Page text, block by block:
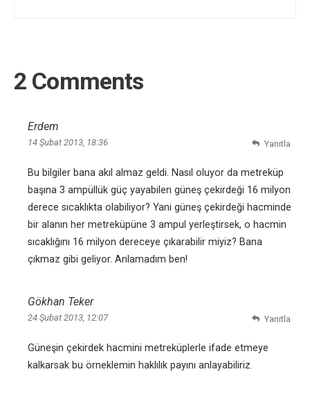
2 Comments
Erdem
14 Şubat 2013, 18:36
Bu bilgiler bana akıl almaz geldi. Nasıl oluyor da metreküp
başına 3 ampüllük güç yayabilen güneş çekirdeği 16 milyon
derece sıcaklıkta olabiliyor? Yani güneş çekirdeği hacminde
bir alanın her metreküpüne 3 ampul yerleştirsek, o hacmin
sıcaklığını 16 milyon dereceye çıkarabilir miyiz? Bana
çıkmaz gibi geliyor. Anlamadım ben!
Yanıtla
Gökhan Teker
24 Şubat 2013, 12:07
Güneşin çekirdek hacmini metreküplerle ifade etmeye
kalkarsak bu örneklemin haklılık payını anlayabiliriz.
Yanıtla